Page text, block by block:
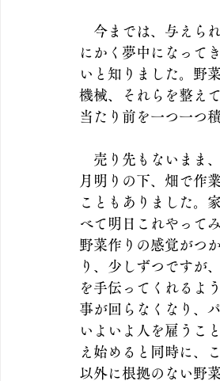
今までは、与えら
にかく夢中になって
いと知りました。野
機械、それらを整え
当たり前を一つ一つ
売り先もないまま
月明りの下、畑で作
こともありました。
べて明日これやって
野菜作りの感覚がつ
り、少しずつですが
を手伝ってくれるよ
事が回らなくなり、
いよいよ人を雇うこ
え始めると同時に、
以外に根拠のない野